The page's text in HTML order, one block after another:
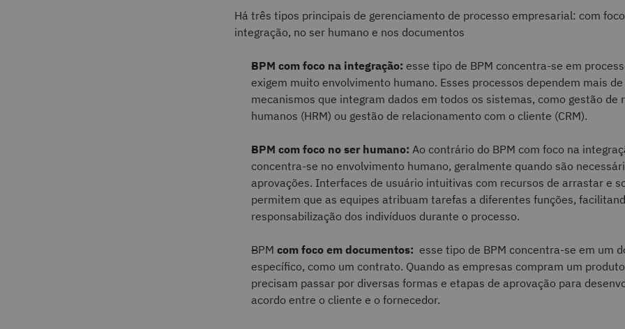
Há três tipos principais de gerenciamento de processo empresarial: com
integração, no ser humano e nos documentos
BPM com foco na integração: esse tipo de BPM concentra-se em
exigem muito envolvimento humano. Esses processos dependem mais
mecanismos que integram dados em todos os sistemas, como gestão de
humanos (HRM) ou gestão de relacionamento com o cliente (CRM).
BPM com foco no ser humano: Ao contrário do BPM com foco na
concentra-se no envolvimento humano, geralmente quando são
aprovações. Interfaces de usuário intuitivas com recursos de arrastar e
permitem que as equipes atribuam tarefas a diferentes funções,
responsabilização dos indivíduos durante o processo.
BPM com foco em documentos: esse tipo de BPM concentra-se em um
específico, como um contrato. Quando as empresas compram um
precisam passar por diversas formas e etapas de aprovação para
acordo entre o cliente e o fornecedor.